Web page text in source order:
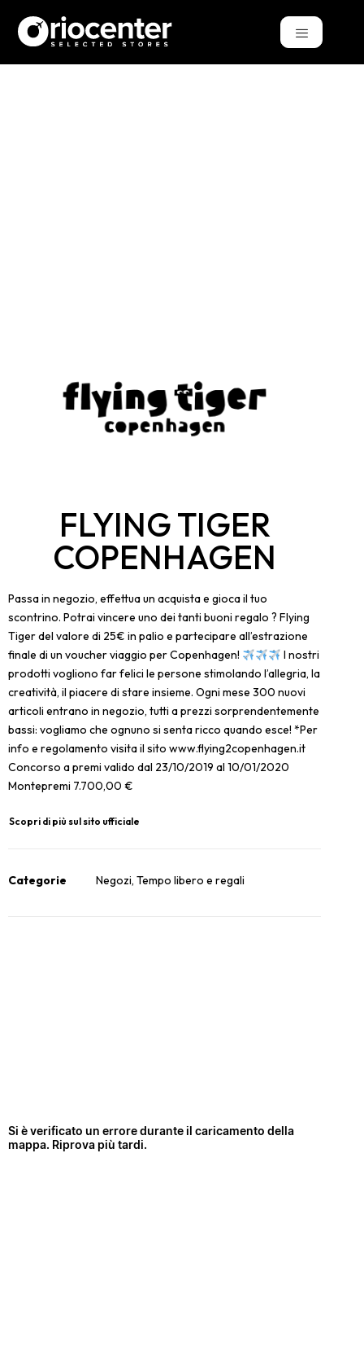
FLYING TIGER
COPENHAGEN
Passa in negozio, effettua un acquista e gioca il tuo
scontrino. Potrai vincere uno dei tanti buoni regalo ? Flying
Tiger del valore di 25€ in palio e partecipare all’estrazione
finale di un voucher viaggio per Copenhagen!
I nostri
prodotti vogliono far felici le persone stimolando l’allegria, la
creatività, il piacere di stare insieme. Ogni mese 300 nuovi
articoli entrano in negozio, tutti a prezzi sorprendentemente
bassi: vogliamo che ognuno si senta ricco quando esce! *Per
info e regolamento visita il sito www.flying2copenhagen.it
Concorso a premi valido dal 23/10/2019 al 10/01/2020
Montepremi 7.700,00 €
Scopri di più sul sito ufficiale
Categorie Negozi, Tempo libero e regali